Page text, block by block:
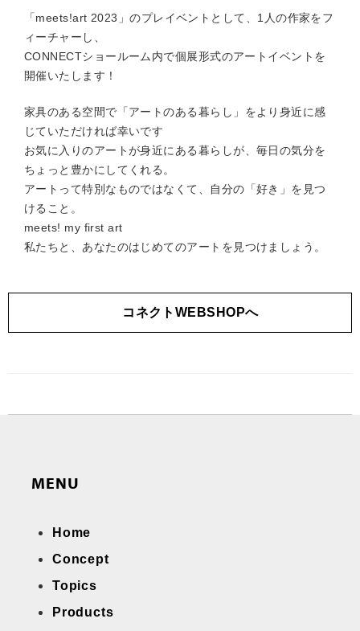
「meets!art 2023」のプレイベントとして、1人の作家をフ
ィーチャーし、
CONNECTショールーム内で個展形式のアートイベントを
開催いたします！
家具のある空間で「アートのある暮らし」をより身近に感
じていただければ幸いです
お気に入りのアートが身近にある暮らしが、毎日の気分を
ちょっと豊かにしてくれる。
アートって特別なものではなくて、自分の「好き」を見つ
けること。
meets! my first art
私たちと、あなたのはじめてのアートを見つけましょう。
コネクトWEBSHOPへ
MENU
Home
Concept
Topics
Products